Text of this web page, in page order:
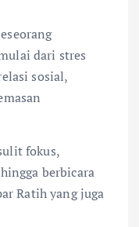
dari stres
sosial,
fokus,
berbicara
Ratih yang juga